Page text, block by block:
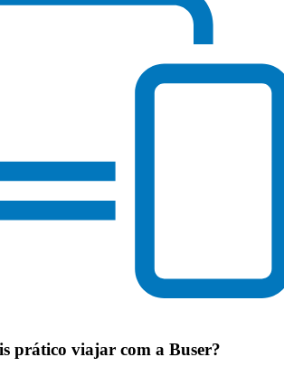
prático viajar com a Buser?